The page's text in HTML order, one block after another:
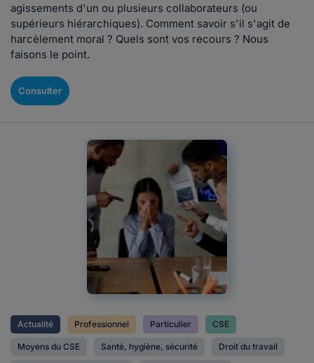
agissements d'un ou plusieurs collaborateurs (ou
supérieurs hiérarchiques). Comment savoir s'il s'agit de
harcèlement moral ? Quels sont vos recours ? Nous
faisons le point.
Consulter
Actualité Professionnel Particulier CSE
Moyens du CSE Santé, hygiène, sécurité Droit du travail